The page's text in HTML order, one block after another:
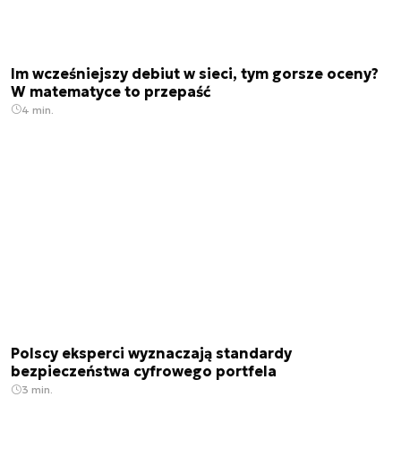
Im wcześniejszy debiut w sieci, tym gorsze oceny?
W matematyce to przepaść
4 min.
Polscy eksperci wyznaczają standardy
bezpieczeństwa cyfrowego portfela
3 min.